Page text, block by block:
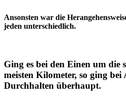
Ansonsten war die
jeden unterschiedlich.
Ging es bei den Einen um die
meisten Kilometer, so ging bei
Durchhalten überhaupt.